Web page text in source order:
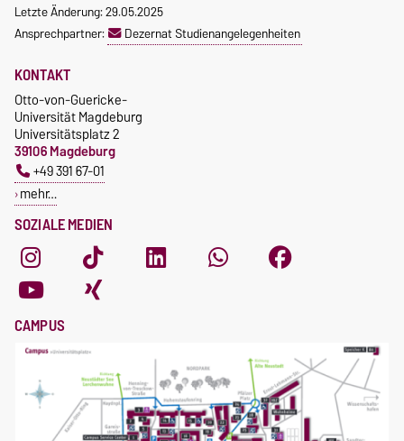
Letzte Änderung: 29.05.2025
Ansprechpartner:
Dezernat Studienangelegenheiten
SOZIALE MEDIEN
KONTAKT
Otto-von-Guericke-
Universität Magdeburg
Universitätsplatz 2
39106 Magdeburg
+49 391 67-01
mehr…
CAMPUS